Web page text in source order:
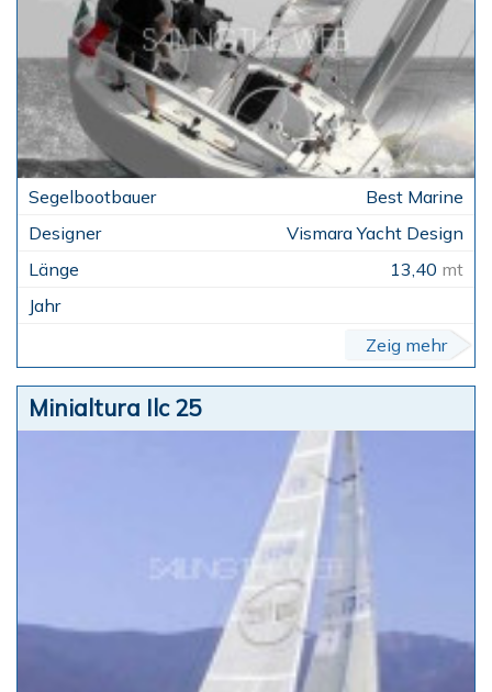
Best Marine
Vismara Yacht Design
13,40 mt
Zeig mehr
Minialtura Ilc 25